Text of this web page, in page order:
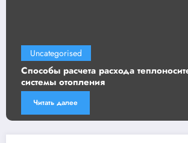
Uncategorised
Способы расчета расхода
системы отопления
Читать далее